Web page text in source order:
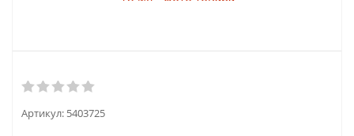
Артикул: 5403725